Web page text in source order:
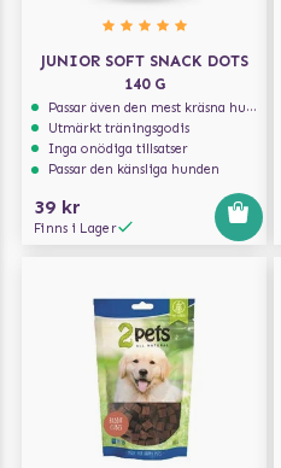
JUNIOR SOFT SNACK DOTS
140 G
Passar även den mest kräsna hunden
Utmärkt träningsgodis
Inga onödiga tillsatser
Passar den känsliga hunden
39 kr
Finns i Lager